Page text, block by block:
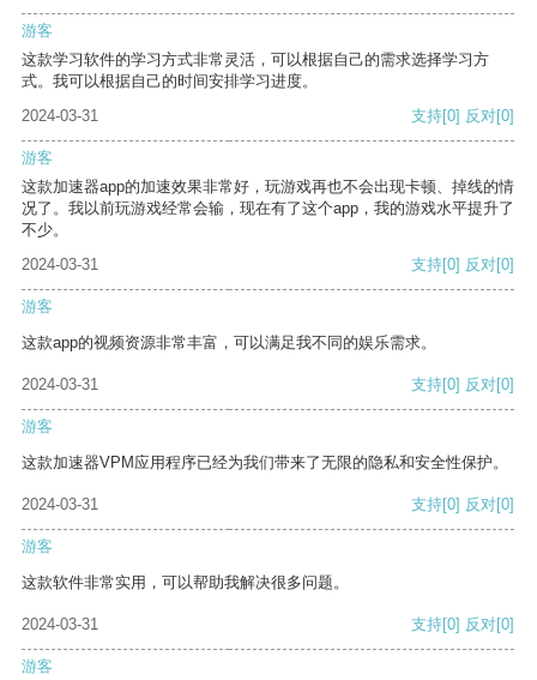
游客
这款学习软件的学习方式非常灵活，可以根据自己的需求选择学习方
式。我可以根据自己的时间安排学习进度。
2024-03-31
支持[0] 反对[0]
游客
这款加速器app的加速效果非常好，玩游戏再也不会出现卡顿、掉线的情
况了。我以前玩游戏经常会输，现在有了这个app，我的游戏水平提升了
不少。
2024-03-31
支持[0] 反对[0]
游客
这款app的视频资源非常丰富，可以满足我不同的娱乐需求。
2024-03-31 支持[0] 反对[0]
游客
这款加速器VPM应用程序已经为我们带来了无限的隐私和安全性保护。
2024-03-31 支持[0] 反对[0]
游客
这款软件非常实用，可以帮助我解决很多问题。
2024-03-31 支持[0] 反对[0]
游客